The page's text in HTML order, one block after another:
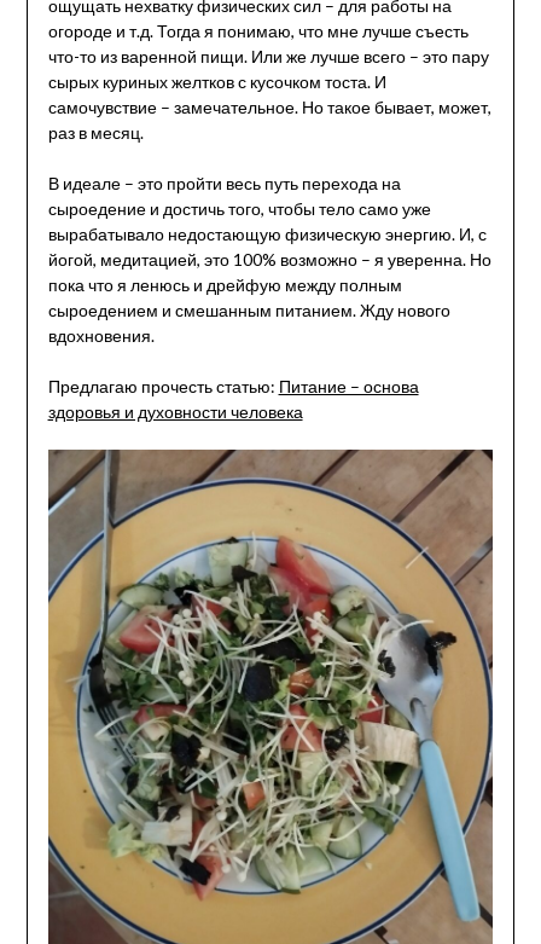
ощущать нехватку физических сил – для работы на
огороде и т.д. Тогда я понимаю, что мне лучше съесть
что-то из варенной пищи. Или же лучше всего – это пару
сырых куриных желтков с кусочком тоста. И
самочувствие – замечательное. Но такое бывает, может,
раз в месяц.
В идеале – это пройти весь путь перехода на
сыроедение и достичь того, чтобы тело само уже
вырабатывало недостающую физическую энергию. И, с
йогой, медитацией, это 100% возможно – я уверенна. Но
пока что я ленюсь и дрейфую между полным
сыроедением и смешанным питанием. Жду нового
вдохновения.
Предлагаю прочесть статью: Питание – основа
здоровья и духовности человека